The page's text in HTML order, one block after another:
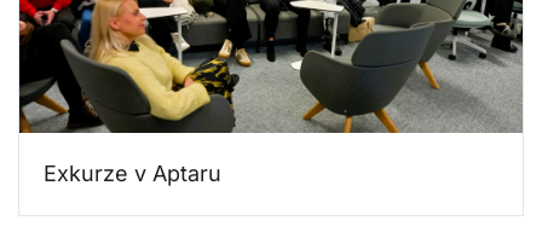
Exkurze v Aptaru